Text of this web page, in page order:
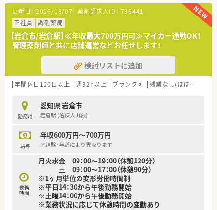
【募集背景と求める人物像について】
■現職の管理薬剤師が定年を迎えるため、後任となる方を募集し
ています。
■経験を活かし、ご自身のペースで落ち着いて店舗管理を行いた
い方に最適です。
■地域に根差した薬局で、患者様と向き合いながら管理業務に挑
戦したい方を歓迎します。
【法人特徴について】
■「マニュアルではなく患者さま」を理念に、関東圏で約100店舗
■薬剤師1人あたりの処方箋枚数を30枚以下に抑え、投薬時間を
確保しています。
■店舗ごとの裁量が大きく、良い意味で「個人薬局の集合体」と
【こんな方が活躍中】
ています。
■マニュアルに縛られず、患者様との対話を大切にする薬剤師が
揃っています。
■定年退職後も再雇用制度を利用し、経験を活かして勤務される
方もいます。
更新日： 2026/08/07 薬剤師求人ID： 736441
正社員
調剤薬局
【岩倉市/岩倉駅】≪年収最大700万円可≫マイカー通勤OK！
管理薬剤師と共に店舗運営などお任せします！
検討リストに追加
年間休日120日以上 週32h以上 ブランク可 残業なし(ほぼなし含む)
勤務地
愛知県 岩倉市
岩倉駅 (名鉄犬山線)
給与
年収600万円～700万円
※経験・年齢により異なります
勤務
時間
月火水金 09：00～19：00（休憩120分）
土 09：00～17：00（休憩90分）
※1ヶ月単位の変形労働時間制
※平日14：30から午後勤務開始
※土曜14：00から午後勤務開始
※業務状況に応じて休憩時間の変動あり